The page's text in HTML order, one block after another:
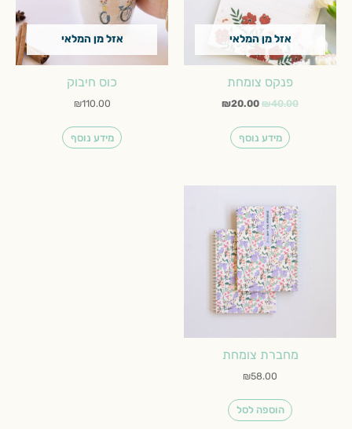
אזל מן המלאי
פנקס צומחת
₪40.00
₪20.00
מידע נוסף
אזל מן המלאי
כוס חיבוק
₪110.00
מידע נוסף
מחברת צומחת
₪58.00
הוספה לסל